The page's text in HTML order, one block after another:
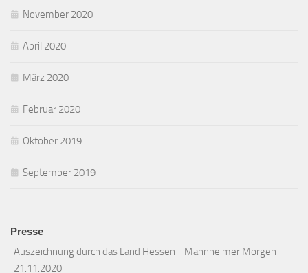
November 2020
April 2020
März 2020
Februar 2020
Oktober 2019
September 2019
Presse
Auszeichnung durch das Land Hessen - Mannheimer Morgen
21.11.2020